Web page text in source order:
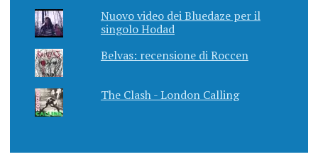
Nuovo video dei Bluedaze per il
singolo Hodad
Belvas: recensione di Roccen
The Clash - London Calling